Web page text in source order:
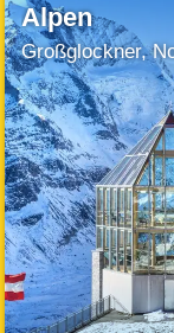
Alpen
Großglockner,